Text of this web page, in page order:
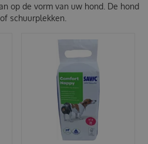
op de vorm van uw hond. De hond
schuurplekken.